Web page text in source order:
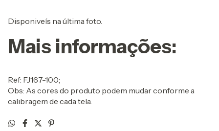
Disponiveís na última foto.
Mais informações:
Ref: FJ167-100;
Obs: As cores do produto podem mudar conforme a
calibragem de cada tela.